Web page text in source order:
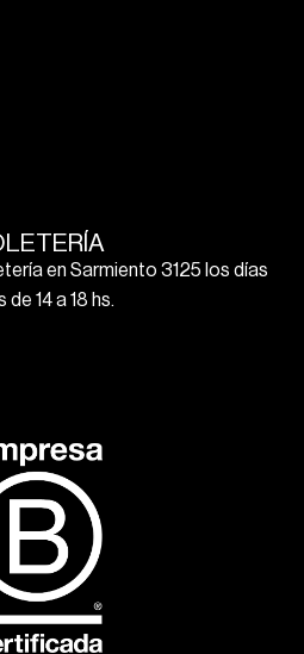
en Sarmiento 3125 los días
14 a 18 hs.